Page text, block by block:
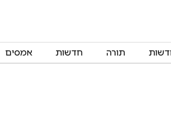
תורה חדשות אמסים